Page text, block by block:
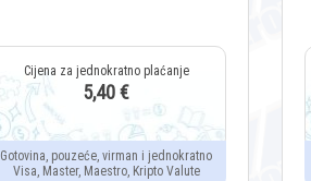
5,40 €
Gotovina, pouzeće, virman i jednokratno
Visa, Master, Maestro, Kripto Valute